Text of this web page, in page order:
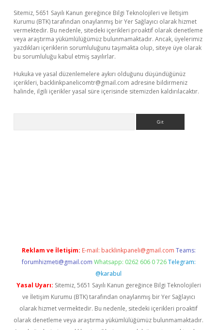
Sitemiz, 5651 Sayılı Kanun gereğince Bilgi Teknolojileri ve İletişim
Kurumu (BTK) tarafından onaylanmış bir Yer Sağlayıcı olarak hizmet
vermektedir. Bu nedenle, sitedeki içerikleri proaktif olarak denetleme
veya araştırma yükümlülüğümüz bulunmamaktadır. Ancak, üyelerimiz
yazdıkları içeriklerin sorumluluğunu taşımakta olup, siteye üye olarak
bu sorumluluğu kabul etmiş sayılırlar.
Hukuka ve yasal düzenlemelere aykırı olduğunu düşündüğünüz
içerikleri, backlinkpanelicomtr@gmail.com adresine bildirmeniz
halinde, ilgili içerikler yasal süre içerisinde sitemizden kaldırılacaktır.
Reklam ve İletişim: E-mail: backlinkpaneli@gmail.com Teams:
forumhizmeti@gmail.com Whatsapp: 0262 606 0 726 Telegram:
@karabul
Yasal Uyarı: Sitemiz, 5651 Sayılı Kanun gereğince Bilgi Teknolojileri
ve İletişim Kurumu (BTK) tarafından onaylanmış bir Yer Sağlayıcı
olarak hizmet vermektedir. Bu nedenle, sitedeki içerikleri proaktif
olarak denetleme veya araştırma yükümlülüğümüz bulunmamaktadır.